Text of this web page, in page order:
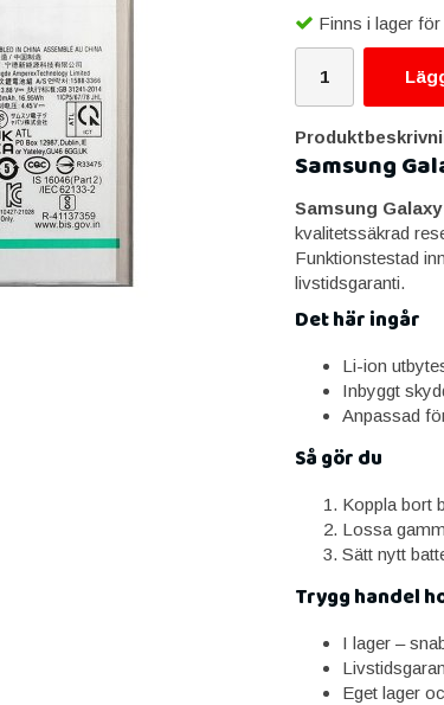
Finns i lager
Samsung
Samsung
kvalitetssäkrad
Funktionstestad
livstidsgaranti.
Det här ingår
Li-ion
Inbyggt
Anpassad
Så gör du
Koppla bort
Lossa
Sätt nytt
Trygg handel
I lager –
Eget lager